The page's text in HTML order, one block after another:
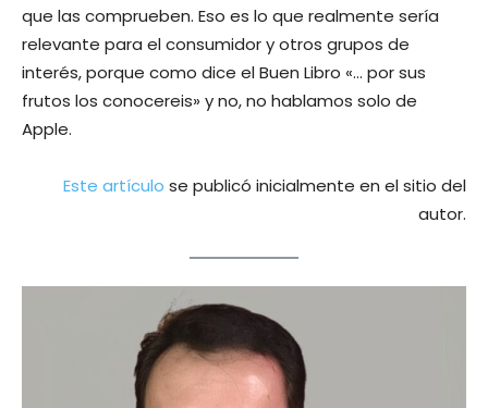
que las comprueben. Eso es lo que realmente sería
relevante para el consumidor y otros grupos de
interés, porque como dice el Buen Libro «… por sus
frutos los conocereis» y no, no hablamos solo de
Apple.
Este artículo se publicó inicialmente en el sitio del
autor.